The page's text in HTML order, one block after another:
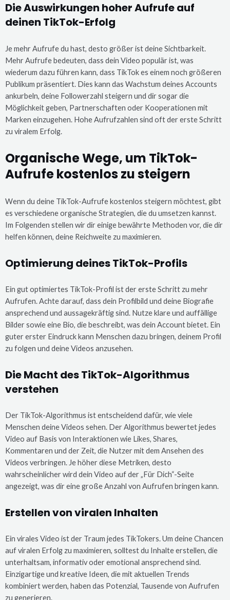
Die Auswirkungen hoher Aufrufe auf
deinen TikTok-Erfolg
Je mehr Aufrufe du hast, desto größer ist deine Sichtbarkeit.
Mehr Aufrufe bedeuten, dass dein Video populär ist, was
wiederum dazu führen kann, dass TikTok es einem noch größeren
Publikum präsentiert. Dies kann das Wachstum deines Accounts
ankurbeln, deine Followerzahl steigern und dir sogar die
Möglichkeit geben, Partnerschaften oder Kooperationen mit
Marken einzugehen. Hohe Aufrufzahlen sind oft der erste Schritt
zu viralem Erfolg.
Organische Wege, um TikTok-
Aufrufe kostenlos zu steigern
Wenn du deine TikTok-Aufrufe kostenlos steigern möchtest, gibt
es verschiedene organische Strategien, die du umsetzen kannst.
Im Folgenden stellen wir dir einige bewährte Methoden vor, die dir
helfen können, deine Reichweite zu maximieren.
Optimierung deines TikTok-Profils
Ein gut optimiertes TikTok-Profil ist der erste Schritt zu mehr
Aufrufen. Achte darauf, dass dein Profilbild und deine Biografie
ansprechend und aussagekräftig sind. Nutze klare und auffällige
Bilder sowie eine Bio, die beschreibt, was dein Account bietet. Ein
guter erster Eindruck kann Menschen dazu bringen, deinem Profil
zu folgen und deine Videos anzusehen.
Die Macht des TikTok-Algorithmus
verstehen
Der TikTok-Algorithmus ist entscheidend dafür, wie viele
Menschen deine Videos sehen. Der Algorithmus bewertet jedes
Video auf Basis von Interaktionen wie Likes, Shares,
Kommentaren und der Zeit, die Nutzer mit dem Ansehen des
Videos verbringen. Je höher diese Metriken, desto
wahrscheinlicher wird dein Video auf der „Für Dich“-Seite
angezeigt, was dir eine große Anzahl von Aufrufen bringen kann.
Erstellen von viralen Inhalten
Ein virales Video ist der Traum jedes TikTokers. Um deine Chancen
auf viralen Erfolg zu maximieren, solltest du Inhalte erstellen, die
unterhaltsam, informativ oder emotional ansprechend sind.
Einzigartige und kreative Ideen, die mit aktuellen Trends
kombiniert werden, haben das Potenzial, Tausende von Aufrufen
zu generieren.